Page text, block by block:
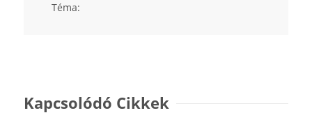
Téma:
Kapcsolódó Cikkek